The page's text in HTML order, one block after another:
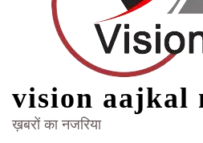
vision aajkal
ख़बरों का नजरिया